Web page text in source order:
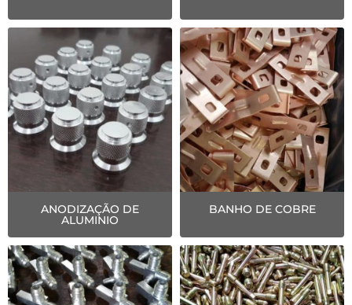
ANODIZAÇÃO DE
ALUMINIO
BANHO DE COBRE